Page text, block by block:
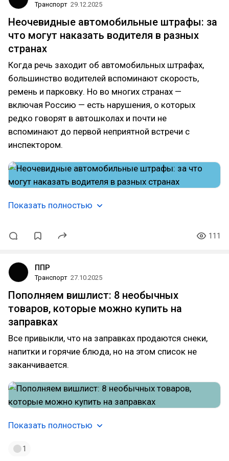
Транспорт 29.12.2025
Неочевидные автомобильные штрафы: за
что могут наказать водителя в разных
странах
Когда речь заходит об автомобильных штрафах,
большинство водителей вспоминают скорость,
ремень и парковку. Но во многих странах —
включая Россию — есть нарушения, о которых
редко говорят в автошколах и почти не
вспоминают до первой неприятной встречи с
инспектором.
Показать полностью
111
ППР
Транспорт 27.10.2025
Пополняем вишлист: 8 необычных
товаров, которые можно купить на
заправках
Все привыкли, что на заправках продаются снеки,
напитки и горячие блюда, но на этом список не
заканчивается.
Показать полностью
1